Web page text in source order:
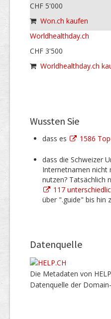
CHF 5'000
Won.ch kaufen
Worldhealthday.ch
CHF 3'500
Worldhealthday.ch
Wussten Sie
dass es 1586
dass die Schweizer
Internetnamen nicht
nutzen? Tatsächlich
117
über ".guide" bis hin
Datenquelle
Die Metadaten von
Datenquelle der